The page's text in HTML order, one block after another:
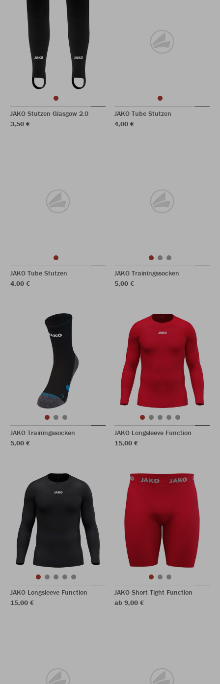
JAKO Stutzen Glasgow 2.0
3,50 €
JAKO Tube Stutzen
4,00 €
JAKO Tube Stutzen
4,00 €
JAKO Trainingssocken
5,00 €
JAKO Trainingssocken
5,00 €
JAKO Longsleeve Function
15,00 €
JAKO Longsleeve Function
15,00 €
JAKO Short Tight Function
ab 9,00 €